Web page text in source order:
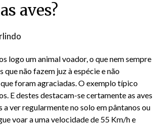
aves?
logo um animal voador, o que nem sempre
que não fazem juz à espécie e não
foram agraciadas. O exemplo típico
E destes destacam-se certamente as aves
ver regularmente no solo em pântanos ou
voar a uma velocidade de 55 Km/h e